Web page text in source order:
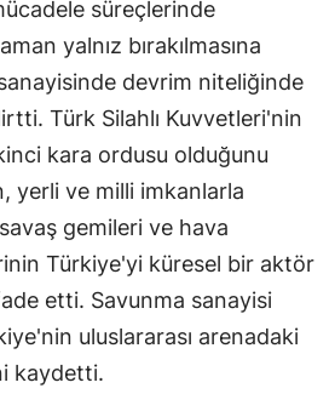
süreçlerinde
yalnız bırakılmasına
devrim niteliğinde
Türk Silahlı Kuvvetleri'nin
kara ordusu olduğunu
yerli ve milli imkanlarla
gemileri ve hava
Türkiye'yi küresel bir aktör
etti. Savunma sanayisi
uluslararası arenadaki
kaydetti.